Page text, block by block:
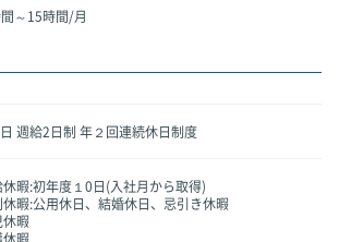
～15時間/月
週給2日制 年２回連続休日制度
休暇:初年度１0日(入社月から取得)
休暇:公用休日、結婚休日、忌引き休暇
休暇
休暇